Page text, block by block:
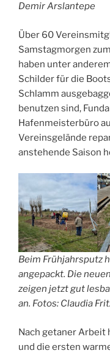
Demir Arslantepe
Über 60
Samstagmorgen
haben unter
Schilder für die
Schlamm
benutzen sind,
Hafenmeisterbüro
Vereinsgelände
anstehende Saison
Beim Frühjahrsputz
angepackt. Die
zeigen jetzt gut
an. Fotos: Claudia
Nach getaner Arbeit
und die ersten